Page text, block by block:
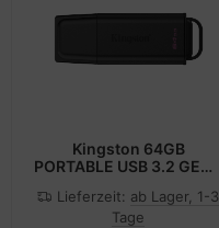
Kingston 64GB
PORTABLE USB 3.2 GEN 1
BLACK - 64 GB
Lieferzeit: ab Lager, 1-3
Tage